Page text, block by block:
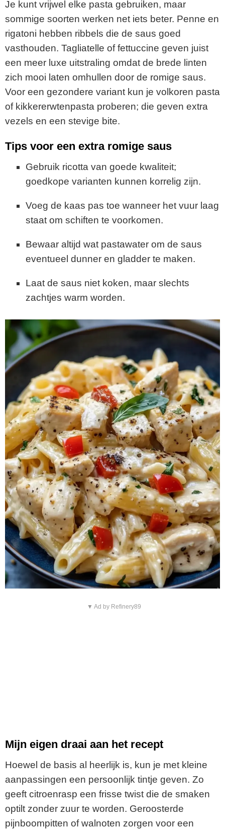
Je kunt vrijwel elke pasta gebruiken, maar
sommige soorten werken net iets beter. Penne en
rigatoni hebben ribbels die de saus goed
vasthouden. Tagliatelle of fettuccine geven juist
een meer luxe uitstraling omdat de brede linten
zich mooi laten omhullen door de romige saus.
Voor een gezondere variant kun je volkoren pasta
of kikkererwtenpasta proberen; die geven extra
vezels en een stevige bite.
Tips voor een extra romige saus
Gebruik ricotta van goede kwaliteit;
goedkope varianten kunnen korrelig zijn.
Voeg de kaas pas toe wanneer het vuur laag
staat om schiften te voorkomen.
Bewaar altijd wat pastawater om de saus
eventueel dunner en gladder te maken.
Laat de saus niet koken, maar slechts
zachtjes warm worden.
▼ Ad by Refinery89
Mijn eigen draai aan het recept
Hoewel de basis al heerlijk is, kun je met kleine
aanpassingen een persoonlijk tintje geven. Zo
geeft citroenrasp een frisse twist die de smaken
optilt zonder zuur te worden. Geroosterde
pijnboompitten of walnoten zorgen voor een